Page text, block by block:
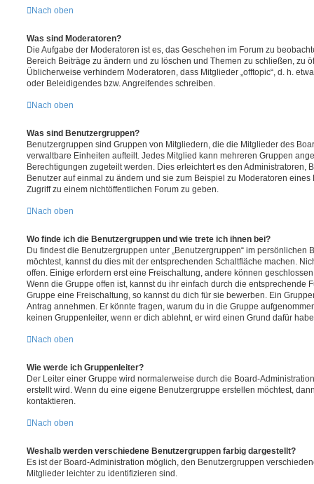
Nach oben
Was sind Moderatoren?
Die Aufgabe der Moderatoren ist es, das Geschehen im Forum zu
Bereich Beiträge zu ändern und zu löschen und Themen zu schließen, zu
Üblicherweise verhindern Moderatoren, dass Mitglieder „offtopic“, d. h.
oder Beleidigendes bzw. Angreifendes schreiben.
Nach oben
Was sind Benutzergruppen?
Benutzergruppen sind Gruppen von Mitgliedern, die die Mitglieder des
verwaltbare Einheiten aufteilt. Jedes Mitglied kann mehreren Gruppen
Berechtigungen zugeteilt werden. Dies erleichtert es den Administratoren,
Benutzer auf einmal zu ändern und sie zum Beispiel zu Moderatoren
Zugriff zu einem nichtöffentlichen Forum zu geben.
Nach oben
Wo finde ich die Benutzergruppen und wie trete ich ihnen bei?
Du findest die Benutzergruppen unter „Benutzergruppen“ im persönlichen
möchtest, kannst du dies mit der entsprechenden Schaltfläche machen.
offen. Einige erfordern erst eine Freischaltung, andere können
Wenn die Gruppe offen ist, kannst du ihr einfach durch die entsprechende
Gruppe eine Freischaltung, so kannst du dich für sie bewerben. Ein
Antrag annehmen. Er könnte fragen, warum du in die Gruppe
keinen Gruppenleiter, wenn er dich ablehnt, er wird einen Grund dafür
Nach oben
Wie werde ich Gruppenleiter?
Der Leiter einer Gruppe wird normalerweise durch die Board-
erstellt wird. Wenn du eine eigene Benutzergruppe erstellen möchtest,
kontaktieren.
Nach oben
Weshalb werden verschiedene Benutzergruppen farbig dargestellt?
Es ist der Board-Administration möglich, den Benutzergruppen
Mitglieder leichter zu identifizieren sind.